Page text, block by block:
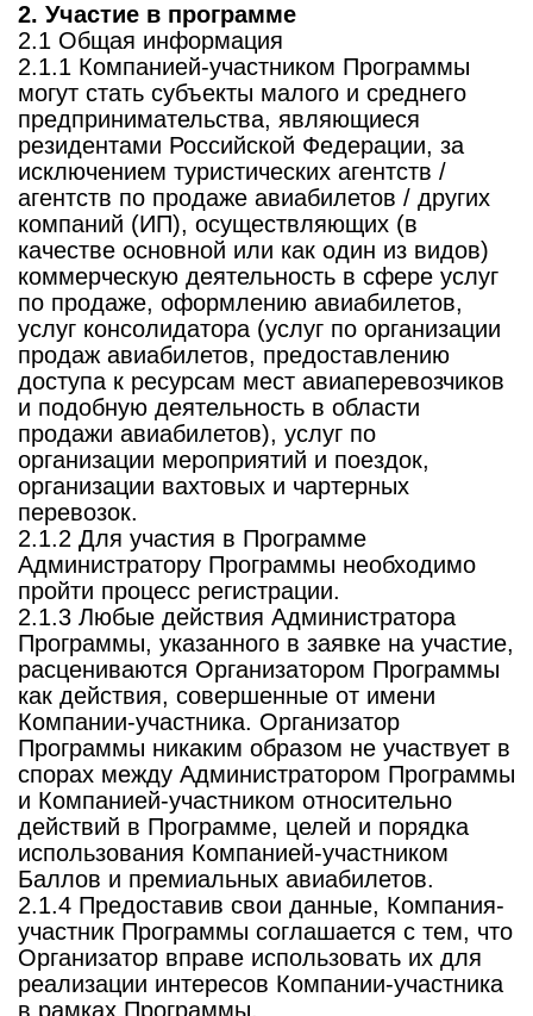
2. Участие в программе
2.1 Общая информация
2.1.1 Компанией-участником Программы
могут стать субъекты малого и среднего
предпринимательства, являющиеся
резидентами Российской Федерации, за
исключением туристических агентств /
агентств по продаже авиабилетов / других
компаний (ИП), осуществляющих (в
качестве основной или как один из видов)
коммерческую деятельность в сфере услуг
по продаже, оформлению авиабилетов,
услуг консолидатора (услуг по организации
продаж авиабилетов, предоставлению
доступа к ресурсам мест авиаперевозчиков
и подобную деятельность в области
продажи авиабилетов), услуг по
организации мероприятий и поездок,
организации вахтовых и чартерных
перевозок.
2.1.2 Для участия в Программе
Администратору Программы необходимо
пройти процесс регистрации.
2.1.3 Любые действия Администратора
Программы, указанного в заявке на участие,
расцениваются Организатором Программы
как действия, совершенные от имени
Компании-участника. Организатор
Программы никаким образом не участвует в
спорах между Администратором Программы
и Компанией-участником относительно
действий в Программе, целей и порядка
использования Компанией-участником
Баллов и премиальных авиабилетов.
2.1.4 Предоставив свои данные, Компания-
участник Программы соглашается с тем, что
Организатор вправе использовать их для
реализации интересов Компании-участника
в рамках Программы.